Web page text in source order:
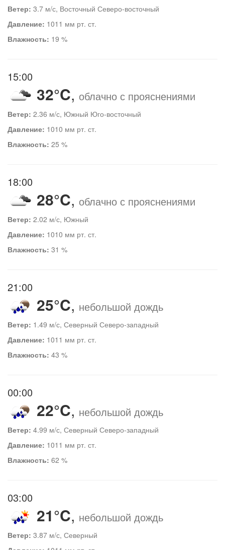
Ветер: 3.7 м/с, Восточный Северо-восточный
Давление: 1011 мм рт. ст.
Влажность: 19 %
15:00
32°C, облачно с прояснениями
Ветер: 2.36 м/с, Южный Юго-восточный
Давление: 1010 мм рт. ст.
Влажность: 25 %
18:00
28°C, облачно с прояснениями
Ветер: 2.02 м/с, Южный
Давление: 1010 мм рт. ст.
Влажность: 31 %
21:00
25°C, небольшой дождь
Ветер: 1.49 м/с, Северный Северо-западный
Давление: 1011 мм рт. ст.
Влажность: 43 %
00:00
22°C, небольшой дождь
Ветер: 4.99 м/с, Северный Северо-западный
Давление: 1011 мм рт. ст.
Влажность: 62 %
03:00
21°C, небольшой дождь
Ветер: 3.87 м/с, Северный